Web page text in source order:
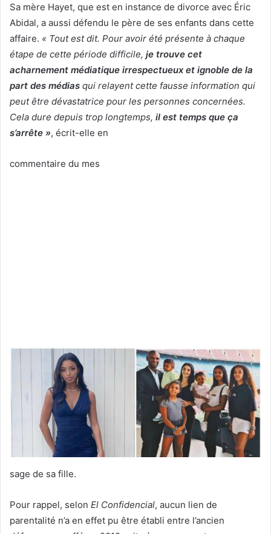
Sa mère Hayet, que est en instance de divorce avec Éric
Abidal, a aussi défendu le père de ses enfants dans cette
affaire. « Tout est dit. Pour avoir été présente à chaque
étape de cette période difficile, je trouve cet
acharnement médiatique irrespectueux et ignoble de la
part des médias qui relayent cette fausse information qui
peut être dévastatrice pour les personnes concernées.
Cela dure depuis trop longtemps, il est temps que ça
s’arrête », écrit-elle en
commentaire du mes
sage de sa fille.
Pour rappel, selon El Confidencial, aucun lien de
parentalité n’a en effet pu être établi entre l’ancien